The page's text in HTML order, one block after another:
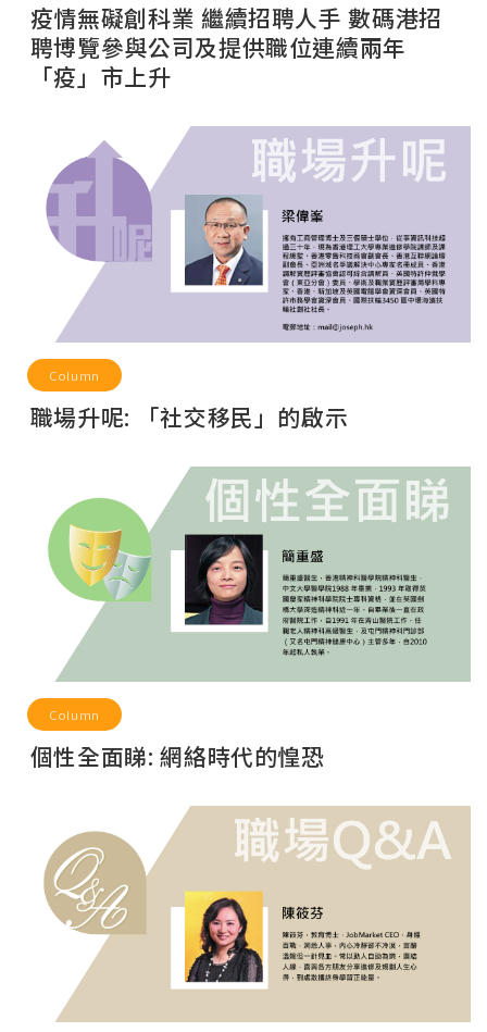
疫情無礙創科業 繼續招聘人手 數碼港招
聘博覽參與公司及提供職位連續兩年
「疫」市上升
Column
職場升呢: 「社交移民」的啟示
Column
個性全面睇: 網絡時代的惶恐